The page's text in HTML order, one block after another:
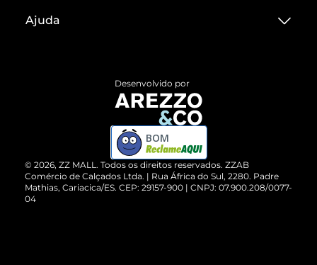
Termos de Uso
ZZ MALL é confiável
Cartão Presente
Vendas Corporativas
Ajuda
Devolução do Produto
Compre pelo WhatsApp
© 2026, ZZ MALL. Todos os direitos reservados. ZZAB
Comércio de Calçados Ltda. | Rua África do Sul, 2280. Padre
Mathias, Cariacica/ES. CEP: 29157-900 | CNPJ: 07.900.208/0077-
04
Desenvolvido por
BOM